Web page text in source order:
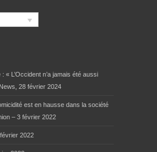
« L’Occident n’a jamais été aussi
28 février 2024
est en hausse dans la société
– 3 février 2022
2022